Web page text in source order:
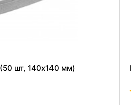
шт, 140x140 мм)